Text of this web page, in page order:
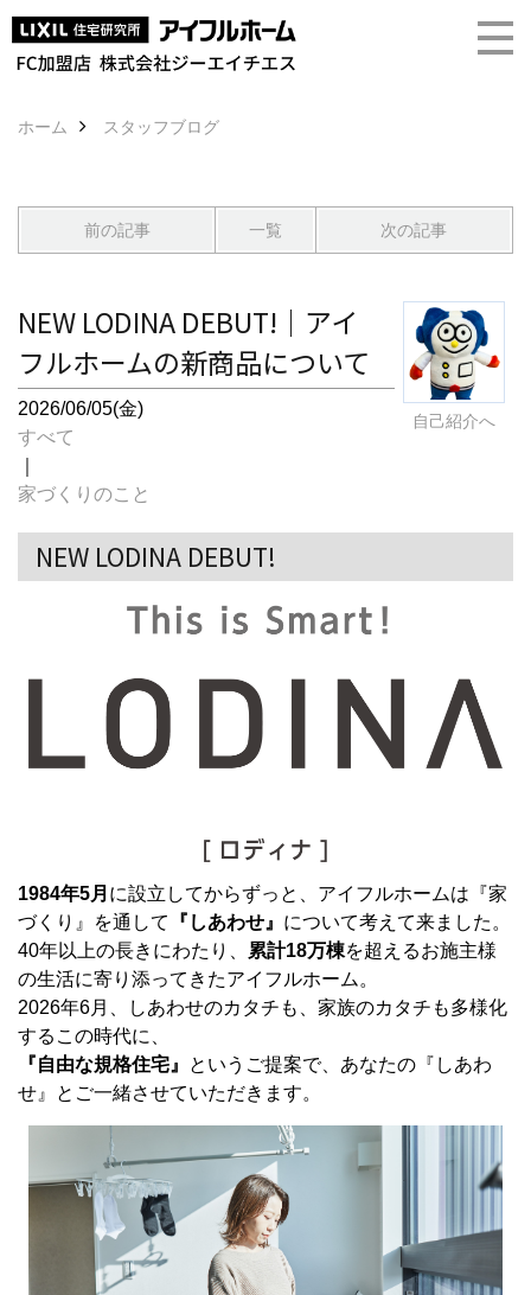
ホーム スタッフブログ
前の記事 一覧 次の記事
自己紹介へ
NEW LODINA DEBUT!｜アイ
フルホームの新商品について
2026/06/05(金)
すべて
家づくりのこと
NEW LODINA DEBUT!
1984年5月 に設立してからずっと、アイフルホームは『家
づくり』を通して
『しあわせ』 について考えて来ました。
40年以上の長きにわたり、
累計18万棟を超えるお施主様
の生活に寄り添ってきたアイフルホーム。
2026年6月、しあわせのカタチも、家族のカタチも多様化
するこの時代に、
『自由な規格住宅』
というご提案で、あなたの『しあわ
せ』とご一緒させていただきます。